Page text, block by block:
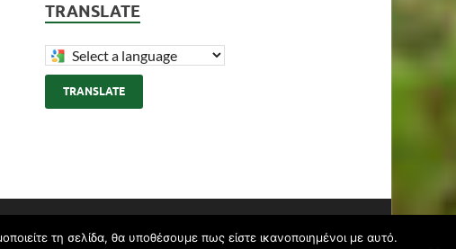
TRANSLATE
TRANSLATE
τη σελίδα, θα υποθέσουμε πως είστε ικανοποιημένοι με αυτό.